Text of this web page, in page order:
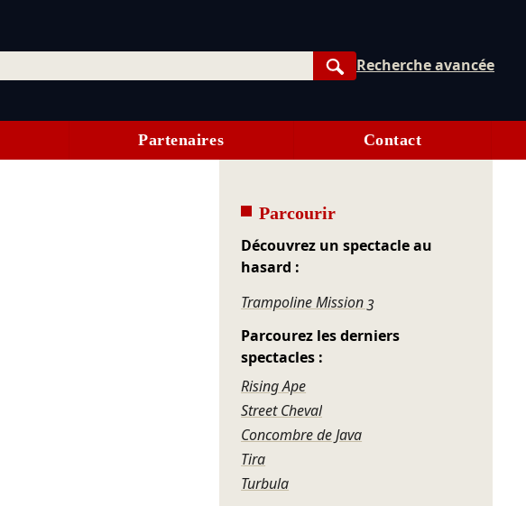
Rechercher
Recherche avancée
Partenaires Contact
Parcourir
Découvrez un spectacle au
hasard :
Trampoline Mission 3
Parcourez les derniers
spectacles :
Rising Ape
Street Cheval
Concombre de Java
Tira
Turbula